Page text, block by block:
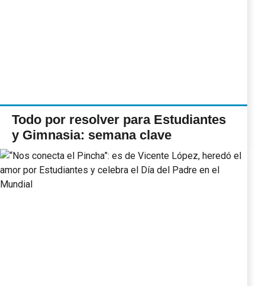
Todo por resolver para Estudiantes
y Gimnasia: semana clave